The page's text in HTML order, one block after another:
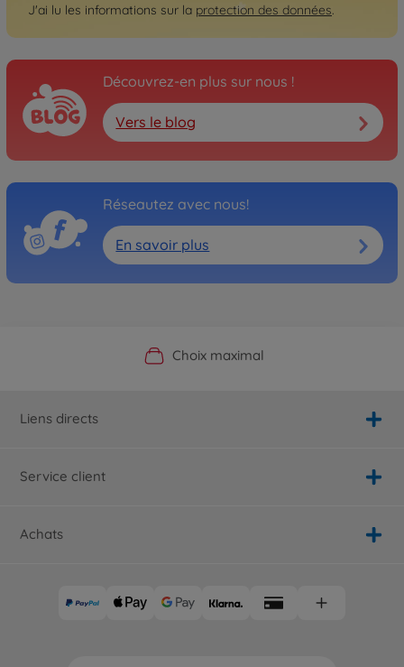
J'ai lu les informations sur la protection des données.
Découvrez-en plus sur nous !
Vers le blog
Réseautez avec nous!
En savoir plus
Boutique officielle du fabricant
Choix maximal
Service personnalisé
Livraison rapide
Liens directs
Service client
Achats